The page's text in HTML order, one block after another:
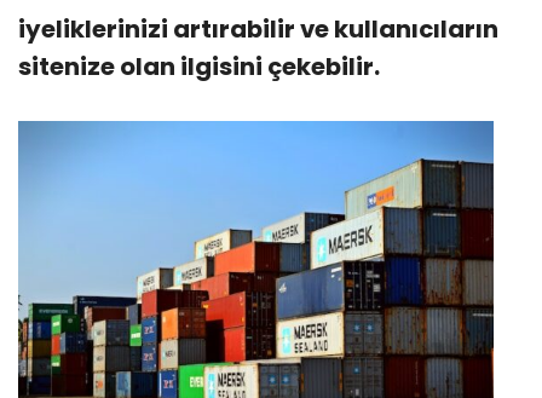
iyeliklerinizi artırabilir ve kullanıcıların
sitenize olan ilgisini çekebilir.